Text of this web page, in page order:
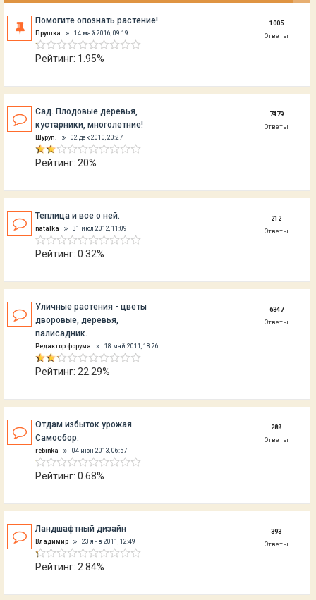
Помогите опознать растение!
Прушка 14 май 2016, 09:19
Рейтинг: 1.95%
1005
Ответы
Сад. Плодовые деревья,
кустарники, многолетние!
Шуруп. 02 дек 2010, 20:27
Рейтинг: 20%
7479
Ответы
Теплица и все о ней.
natalka 31 июл 2012, 11:09
Рейтинг: 0.32%
212
Ответы
Уличные растения - цветы
дворовые, деревья,
палисадник.
Редактор форума 18 май 2011, 18:26
Рейтинг: 22.29%
6347
Ответы
Отдам избыток урожая.
Самосбор.
rebinka 04 июн 2013, 06:57
Рейтинг: 0.68%
288
Ответы
Ландшафтный дизайн
Владимир 23 янв 2011, 12:49
Рейтинг: 2.84%
393
Ответы